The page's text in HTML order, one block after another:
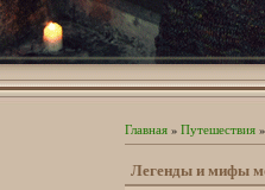
Главная» Путешествия»
Легенды и мифы